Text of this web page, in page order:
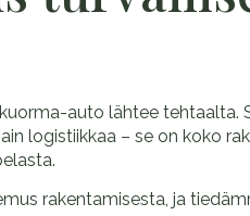
auto lähtee tehtaalta.
logistiikkaa – se on koko
rakentamisesta, ja